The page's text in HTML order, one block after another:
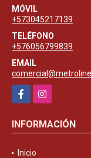
MÓVIL
+573045217139
TELÉFONO
+576056799839
EMAIL
FacebookInstagram
INFORMACIÓN
Inicio